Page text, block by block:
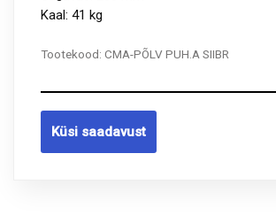
Kaal: 41 kg
Tootekood: CMA-PÕLV PUH.A SIIBR
Küsi saadavust